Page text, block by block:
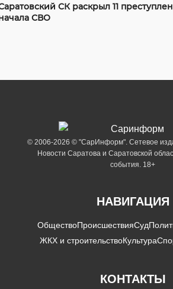
СК раскрыл 11
СВО
© 2006-2026 © "СарИнформ". Сетевое
Новости Саратова и Саратовской
события. 18+
НАВИГАЦИЯ
ОбществоПроисшествияСуд
ЖКХ и строительствоКультура
КОНТАКТЫ